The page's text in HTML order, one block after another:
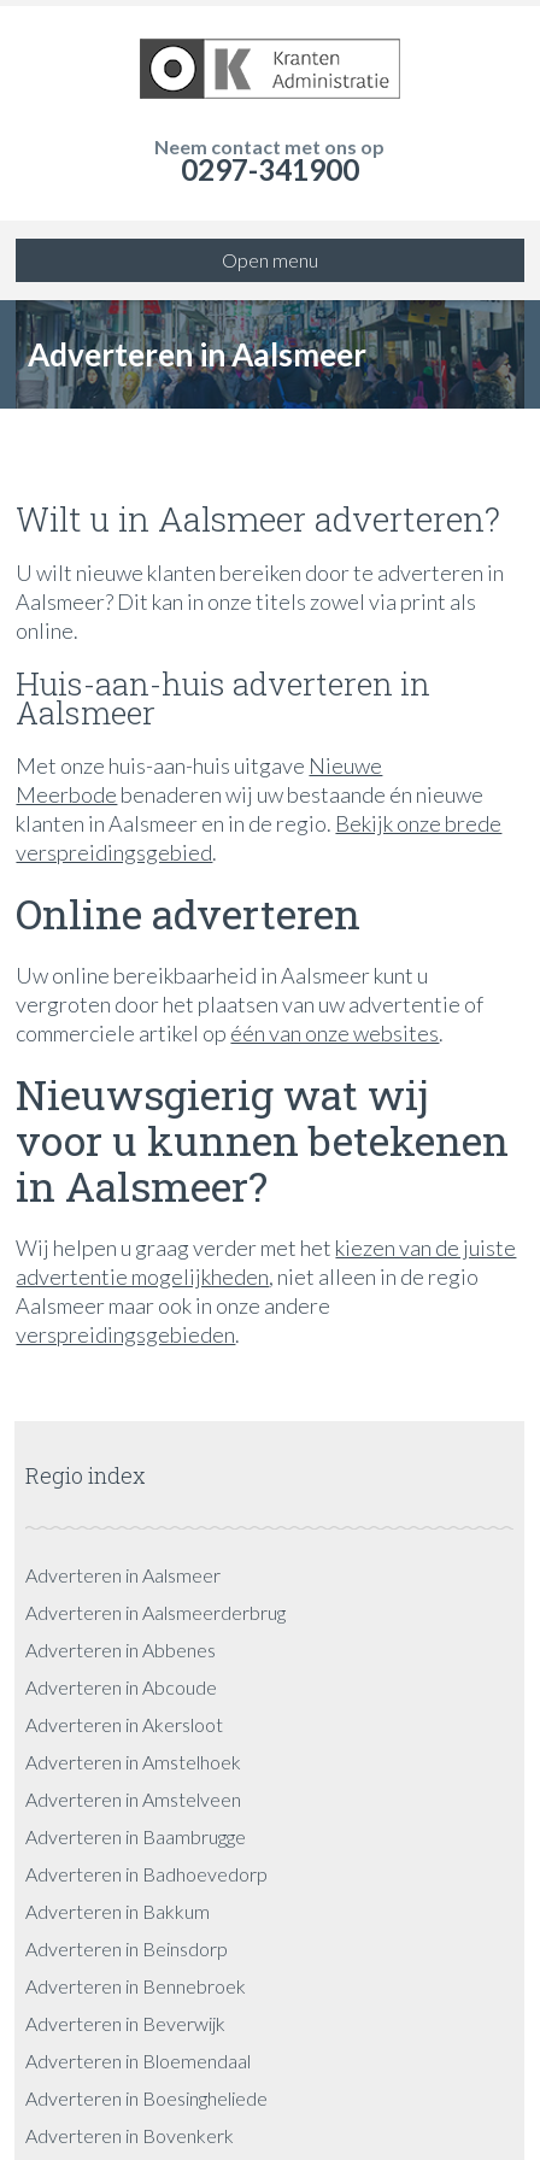
Neem contact met ons op
0297-341900
Open menu
Adverteren in Aalsmeer
Wilt u in Aalsmeer adverteren?
U wilt nieuwe klanten bereiken door te adverteren in
Aalsmeer? Dit kan in onze titels zowel via print als
online.
Huis-aan-huis adverteren in
Aalsmeer
Met onze huis-aan-huis uitgave Nieuwe
Meerbode benaderen wij uw bestaande én nieuwe
klanten in Aalsmeer en in de regio. Bekijk onze brede
verspreidingsgebied.
Online adverteren
Uw online bereikbaarheid in Aalsmeer kunt u
vergroten door het plaatsen van uw advertentie of
commerciele artikel op één van onze websites.
Nieuwsgierig wat wij
voor u kunnen betekenen
in Aalsmeer?
Wij helpen u graag verder met het kiezen van de juiste
advertentie mogelijkheden, niet alleen in de regio
Aalsmeer maar ook in onze andere
verspreidingsgebieden.
Regio index
Adverteren in Aalsmeer
Adverteren in Aalsmeerderbrug
Adverteren in Abbenes
Adverteren in Abcoude
Adverteren in Akersloot
Adverteren in Amstelhoek
Adverteren in Amstelveen
Adverteren in Baambrugge
Adverteren in Badhoevedorp
Adverteren in Bakkum
Adverteren in Beinsdorp
Adverteren in Bennebroek
Adverteren in Beverwijk
Adverteren in Bloemendaal
Adverteren in Boesingheliede
Adverteren in Bovenkerk